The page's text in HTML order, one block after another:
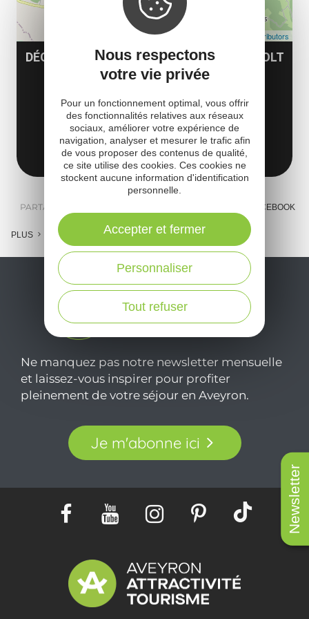
Newsletter
DÉCOUVERTE DU VILLAGE DE ST-CÔME D'OLT
6, rue Saint Damien
Tourelle de la mairie
12500 Saint-Côme-d'Olt
Obtenir l'itinéraire
Leaflet| Map data © OpenStreetMap contributors
PARTAGER : FACEBOOK
PLUS
Ne manquez pas notre newsletter mensuelle
et laissez-vous inspirer pour profiter
pleinement de votre séjour en Aveyron.
Je m'abonne ici
Nous respectons
votre vie privée
Pour un fonctionnement optimal, vous offrir
des fonctionnalités relatives aux réseaux
sociaux, améliorer votre expérience de
navigation, analyser et mesurer le trafic afin
de vous proposer des contenus de qualité,
ce site utilise des cookies. Ces cookies ne
stockent aucune information d'identification
personnelle.
Tout refuser
Personnaliser
Accepter et fermer